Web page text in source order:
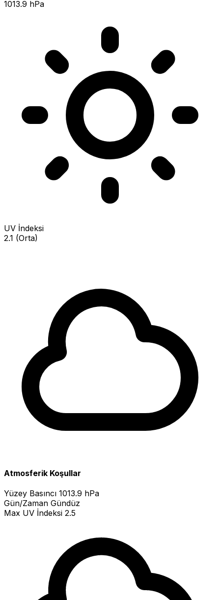
1013.9 hPa
UV İndeksi
2.1 (Orta)
Atmosferik Koşullar
Yüzey Basıncı 1013.9 hPa
Gün/Zaman Gündüz
Max UV İndeksi 2.5